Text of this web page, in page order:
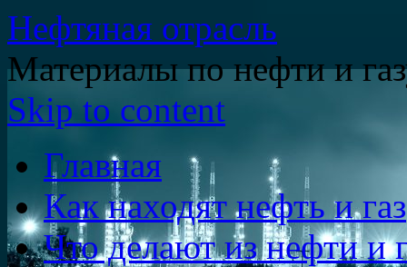
Нефтяная отрасль
Материалы по нефти и
Skip to content
Главная
Как находят нефть и газ
Что делают из нефти и